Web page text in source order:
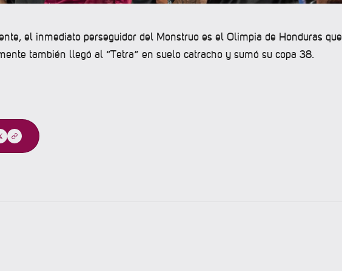
el inmediato perseguidor del Monstruo es el Olimpia de Honduras que
también llegó al “Tetra” en suelo catracho y sumó su copa 38.